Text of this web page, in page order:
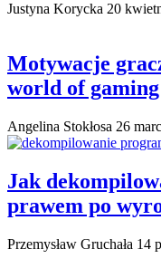
Justyna Korycka 20
Motywacje
world of gaming
Angelina Stokłosa 26
Jak
prawem po
Przemysław Gruchała 14